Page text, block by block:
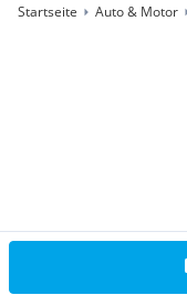
Startseite Auto & Motor